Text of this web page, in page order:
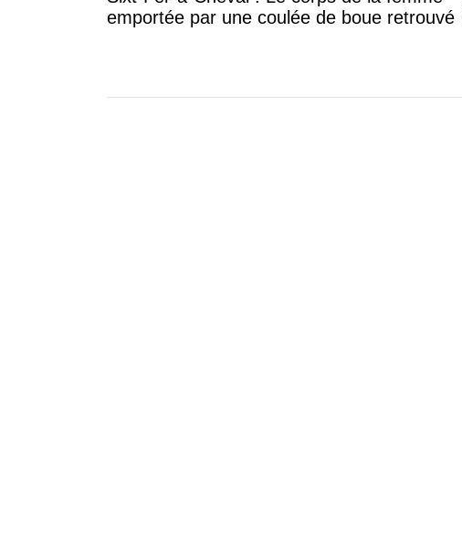
emportée par une coulée de boue retrouvé